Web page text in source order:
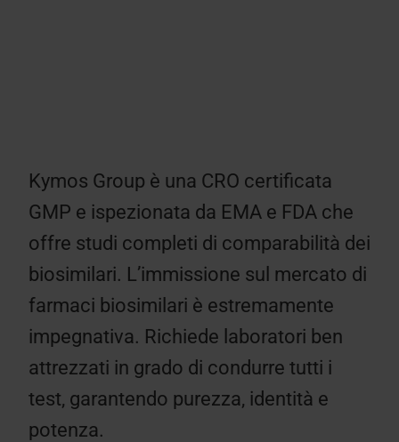
Kymos Group è una CRO certificata
GMP e ispezionata da EMA e FDA che
offre studi completi di comparabilità dei
biosimilari. L’immissione sul mercato di
farmaci biosimilari è estremamente
impegnativa. Richiede laboratori ben
attrezzati in grado di condurre tutti i
test, garantendo purezza, identità e
potenza.